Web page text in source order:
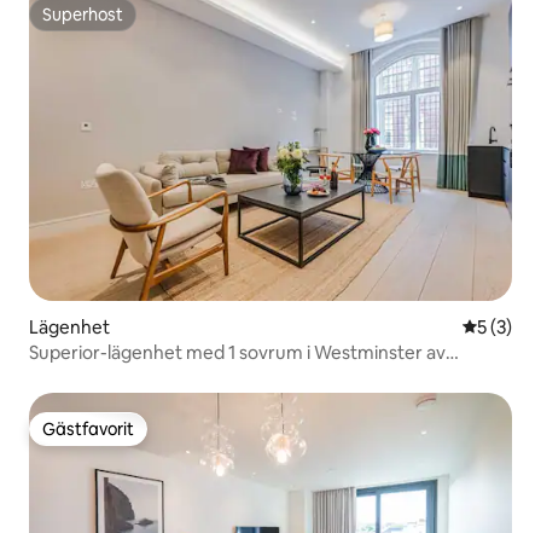
Superhost
Superhost
Lägenhet 5 av 5 i
5 (3)
Superior-lägenhet med 1 sovrum i Westminster av
Gästfavorit
Gästfavorit